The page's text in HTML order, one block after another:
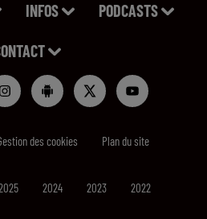
INFOS PODCASTS
des cookies Plan du site
2024 2023 2022